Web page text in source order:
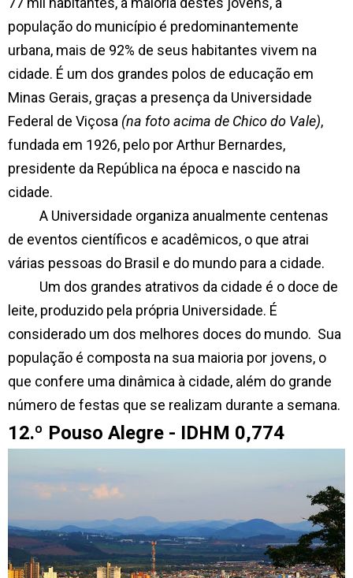
população do município é predominantemente
urbana, mais de 92% de seus habitantes vivem na
cidade. É um dos grandes polos de educação em
Minas Gerais, graças a presença da Universidade
Federal de Viçosa (na foto acima de Chico do Vale),
fundada em 1926, pelo por Arthur Bernardes,
presidente da República na época e nascido na
cidade.
A Universidade organiza anualmente centenas
de eventos científicos e acadêmicos, o que atrai
várias pessoas do Brasil e do mundo para a cidade.
Um dos grandes atrativos da cidade é o doce de
leite, produzido pela própria Universidade. É
considerado um dos melhores doces do mundo. Sua
população é composta na sua maioria por jovens, o
que confere uma dinâmica à cidade, além do grande
número de festas que se realizam durante a semana.
12.º Pouso Alegre - IDHM 0,774